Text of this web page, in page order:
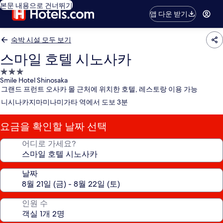
본문 내용으로 건너뛰기
앱 다운 받기
숙박 시설 모두 보기
스마일 호텔 시노사카
3.0
성
급
숙
박
시
설
Smile Hotel Shinosaka
그랜드 프런트 오사카 몰 근처에 위치한 호텔, 레스토랑 이용 가능
니시나카지마미나미가타 역에서 도보 3분
요금을 확인할 날짜 선택
어디로 가세요?
날짜
인원 수